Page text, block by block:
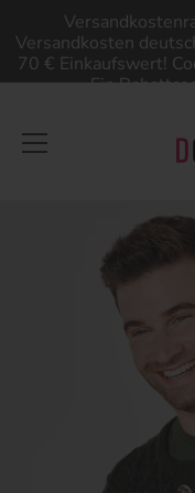
Versandkosten
70 € Einkaufswert!
Ein